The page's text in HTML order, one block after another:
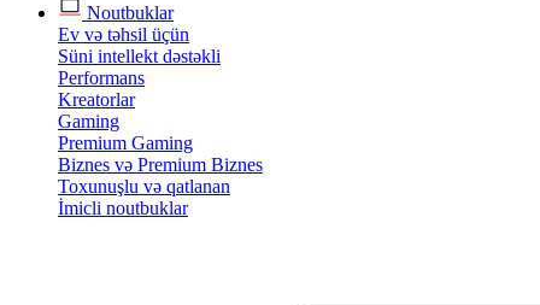
Noutbuklar
Ev və təhsil üçün
Süni intellekt dəstəkli
Performans
Kreatorlar
Gaming
Premium Gaming
Biznes və Premium Biznes
Toxunuşlu və qatlanan
İmicli noutbuklar